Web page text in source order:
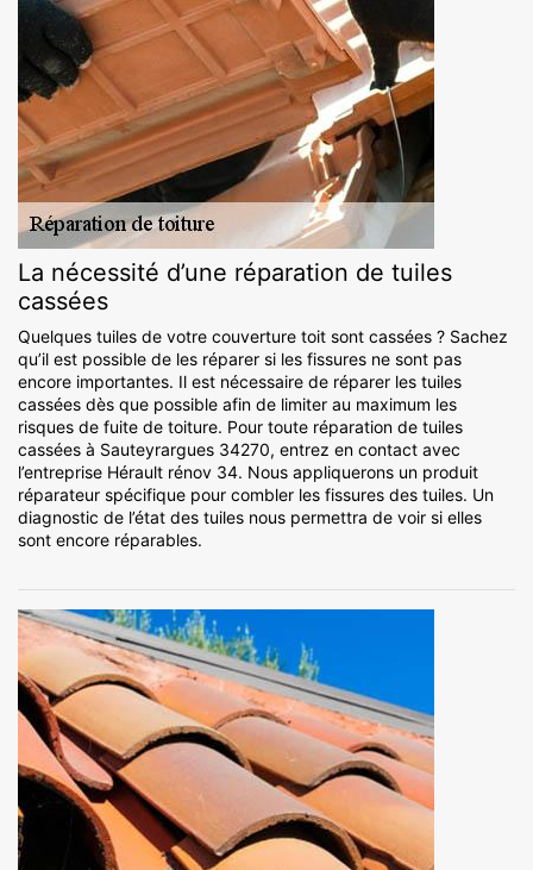
La nécessité d’une réparation de tuiles
cassées
Quelques tuiles de votre couverture toit sont cassées ? Sachez
qu’il est possible de les réparer si les fissures ne sont pas
encore importantes. Il est nécessaire de réparer les tuiles
cassées dès que possible afin de limiter au maximum les
risques de fuite de toiture. Pour toute réparation de tuiles
cassées à Sauteyrargues 34270, entrez en contact avec
l’entreprise Hérault rénov 34. Nous appliquerons un produit
réparateur spécifique pour combler les fissures des tuiles. Un
diagnostic de l’état des tuiles nous permettra de voir si elles
sont encore réparables.